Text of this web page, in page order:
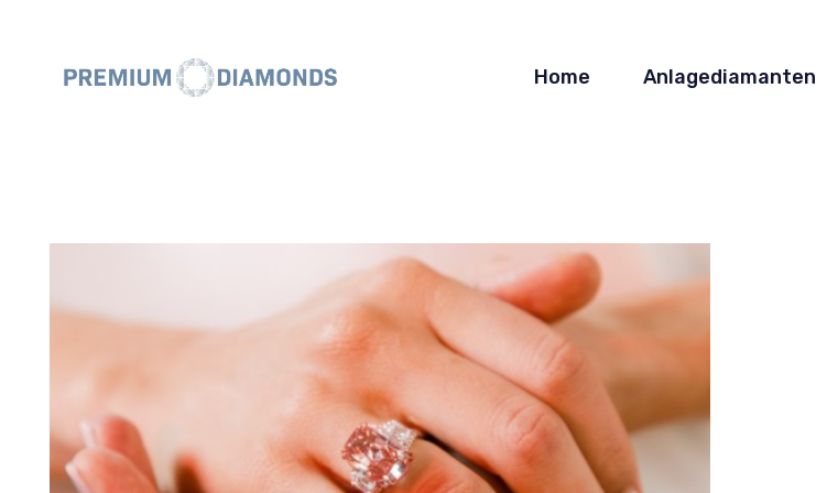
Home Anlagediamanten